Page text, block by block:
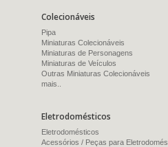
Colecionáveis
Pipa
Miniaturas Colecionáveis
Miniaturas de Personagens
Miniaturas de Veículos
Outras Miniaturas Colecionáveis
mais..
Eletrodomésticos
Eletrodomésticos
Acessórios / Peças para